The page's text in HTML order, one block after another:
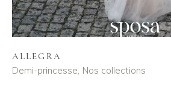
ALLEGRA
Demi-princesse Nos collections